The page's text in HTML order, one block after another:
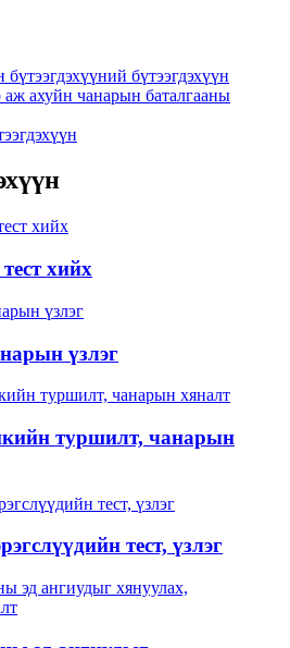
бүтээгдэхүүний бүтээгдэхүүн
ахуйн чанарын баталгааны
хийх
үзлэг
туршилт, чанарын
тест, үзлэг